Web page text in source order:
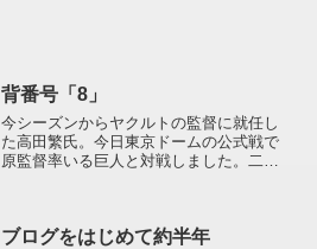
背番号「8」
今シーズンからヤクルトの監督に就任し
た高田繁氏。今日東京ドームの公式戦で
原監督率いる巨人と対戦しました。二人
るものなのですね。そ...
ブログをはじめて約半年